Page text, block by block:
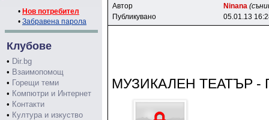
• Нов потребител
• Забравена парола
Клубове
• Dir.bg
• Взаимопомощ
• Горещи теми
• Компютри и Интернет
• Контакти
• Култура и изкуство
Автор
Ninana
Публикувано
05.01.13
МУЗИКАЛЕН ТЕАТЪР -